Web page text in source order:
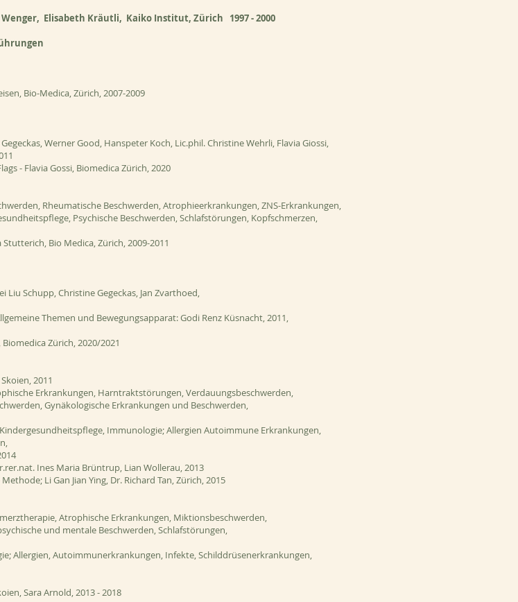
Elisabeth Kräutli, Kaiko Institut, Zürich 1997 - 2000
Bio-Medica, Zürich, 2007-2009
Werner Good, Hanspeter Koch, Lic.phil. Christine Wehrli, Flavia Giossi,
- Flavia Gossi, Biomedica Zürich, 2020
Rheumatische Beschwerden, Atrophieerkrankungen, ZNS-Erkrankungen,
Psychische Beschwerden, Schlafstörungen, Kopfschmerzen,
Bio Medica, Zürich, 2009-2011
Schupp, Christine Gegeckas, Jan Zvarthoed,
Themen und Bewegungsapparat: Godi Renz Küsnacht, 2011,
Zürich, 2020/2021
2011
Erkrankungen, Harntraktstörungen, Verdauungsbeschwerden,
Gynäkologische Erkrankungen und Beschwerden,
Immunologie; Allergien Autoimmune Erkrankungen,
Ines Maria Brüntrup, Lian Wollerau, 2013
Li Gan Jian Ying, Dr. Richard Tan, Zürich, 2015
Atrophische Erkrankungen, Miktionsbeschwerden,
und mentale Beschwerden, Schlafstörungen,
Allergien, Autoimmunerkrankungen, Infekte, Schilddrüsenerkrankungen,
Sara Arnold, 2013 - 2018